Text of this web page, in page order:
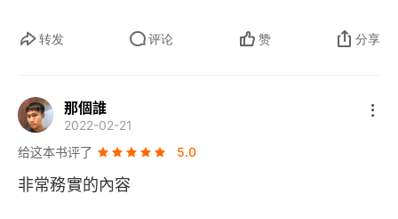
大最晚其它不同的词语。在改写后等待一段时间，
成了一个习惯：就是要找到正确的词汇，并且增加
对词汇数量的积累，让自己迅速从记忆中调用这些
词汇。
转发 评论 赞 分享
那個誰
2022-02-21
给这本书评了
5.0
非常務實的內容